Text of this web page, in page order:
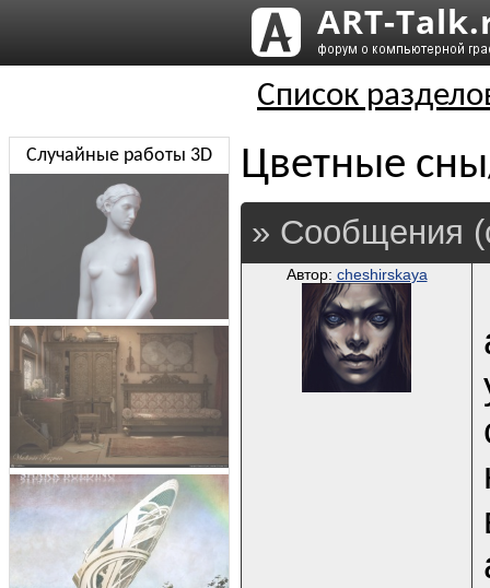
Список
Цветные
» Сообщения
Автор: cheshirskaya
Случайные работы 3D